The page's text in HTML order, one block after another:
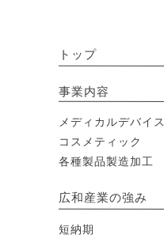
トップ
事業内容
メディカルデバイス
コスメティック
各種製品製造加工
広和産業の強み
短納期